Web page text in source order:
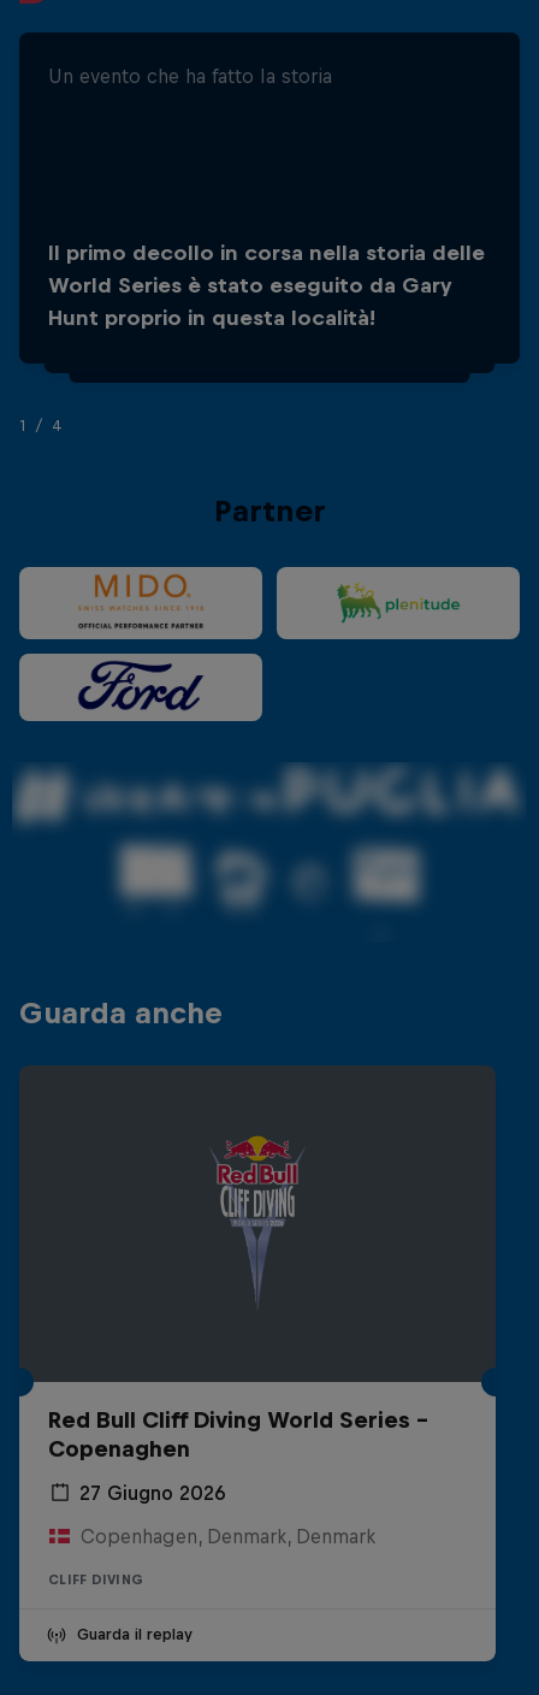
Un evento che ha fatto la storia
Il primo decollo in corsa nella storia delle
World Series è stato eseguito da Gary
Hunt proprio in questa località!
Polignano a Mare ha visto assegnare il
maggior numero di 10 nella storia delle
World Series (42 e oltre!).
1/4
Partner
Guarda anche
Red Bull Cliff Diving World Series -
Copenaghen
27 Giugno 2026
Copenhagen, Denmark, Denmark
CLIFF DIVING
Guarda il replay